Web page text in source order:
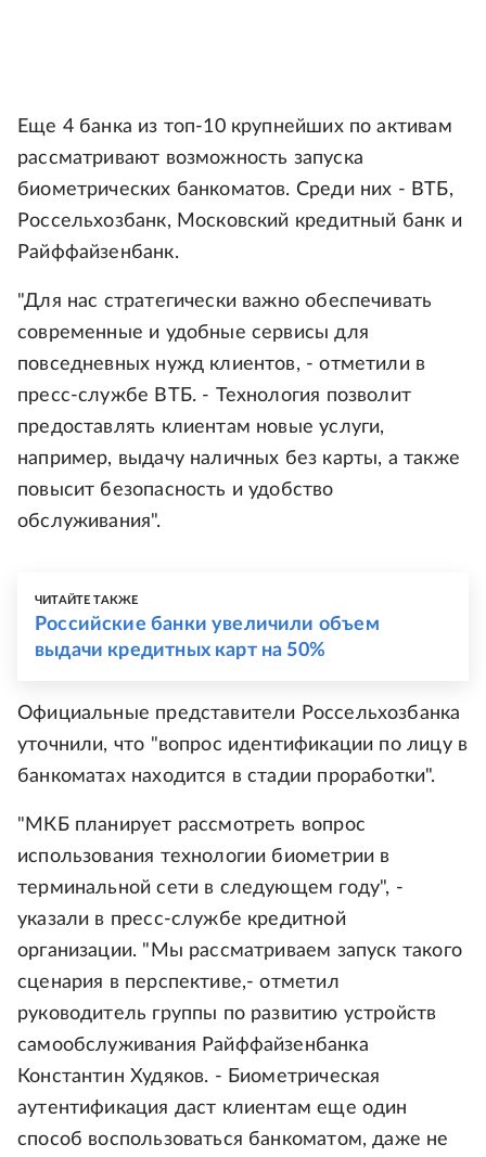
Еще 4 банка из топ-10 крупнейших по активам
рассматривают возможность запуска
биометрических банкоматов. Среди них - ВТБ,
Россельхозбанк, Московский кредитный банк и
Райффайзенбанк.
"Для нас стратегически важно обеспечивать
современные и удобные сервисы для
повседневных нужд клиентов, - отметили в
пресс-службе ВТБ. - Технология позволит
предоставлять клиентам новые услуги,
например, выдачу наличных без карты, а также
повысит безопасность и удобство
обслуживания".
ЧИТАЙТЕ ТАКЖЕ
Российские банки увеличили объем
выдачи кредитных карт на 50%
Официальные представители Россельхозбанка
уточнили, что "вопрос идентификации по лицу в
банкоматах находится в стадии проработки".
"МКБ планирует рассмотреть вопрос
использования технологии биометрии в
терминальной сети в следующем году", -
указали в пресс-службе кредитной
организации. "Мы рассматриваем запуск такого
сценария в перспективе,- отметил
руководитель группы по развитию устройств
самообслуживания Райффайзенбанка
Константин Худяков. - Биометрическая
аутентификация даст клиентам еще один
способ воспользоваться банкоматом, даже не